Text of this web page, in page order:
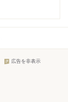
広告を非表示